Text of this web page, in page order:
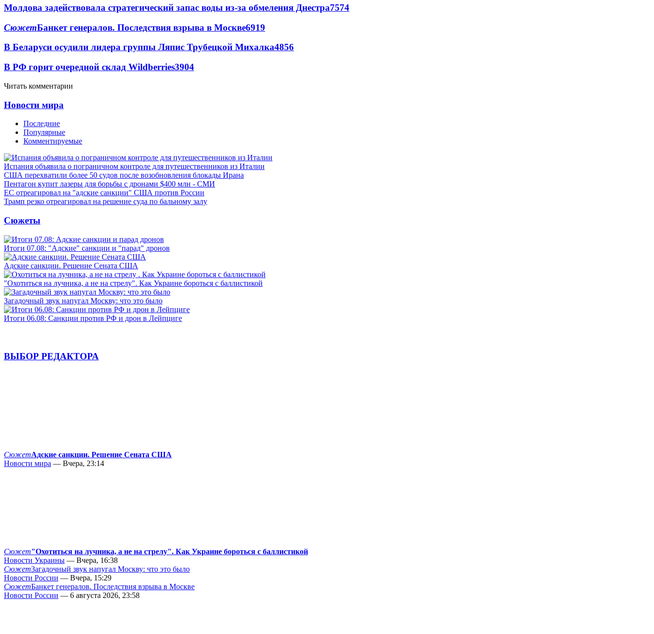
Молдова задействовала стратегический запас воды из-за обмеления Днестра7574
СюжетБанкет генералов. Последствия взрыва в Москве6919
В Беларуси осудили лидера группы Ляпис Трубецкой Михалка4856
В РФ горит очередной склад Wildberries3904
Читать комментарии
Новости мира
Последние
Популярные
Комментируемые
Испания объявила о пограничном контроле для путешественников из Италии
США перехватили более 50 судов после возобновления блокады Ирана
Пентагон купит лазеры для борьбы с дронами $400 млн - СМИ
ЕС отреагировал на "адские санкции" США против России
Трамп резко отреагировал на решение суда по бальному залу
Сюжеты
Итоги 07.08: "Адские" санкции и "парад" дронов
Адские санкции. Решение Сената США
"Охотиться на лучника, а не на стрелу". Как Украине бороться с баллистикой
Загадочный звук напугал Москву: что это было
Итоги 06.08: Санкции против РФ и дрон в Лейпциге
ВЫБОР РЕДАКТОРА
СюжетАдские санкции. Решение Сената США
Новости мира — Вчера, 23:14
Сюжет"Охотиться на лучника, а не на стрелу". Как Украине бороться с баллистикой
Новости Украины — Вчера, 16:38
СюжетЗагадочный звук напугал Москву: что это было
Новости России — Вчера, 15:29
СюжетБанкет генералов. Последствия взрыва в Москве
Новости России — 6 августа 2026, 23:58